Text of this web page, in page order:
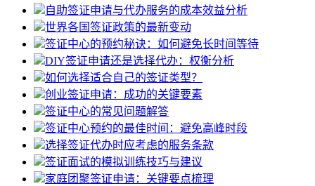
自助签证申请与代办服务的成本效益分析
世界各国签证政策的最新变动
签证中心的预约秘诀：如何避免长时间等待
DIY签证申请还是选择代办：权衡分析
如何选择适合自己的签证类型？
创业签证申请：成功的关键要素
签证中心的常见问题解答
签证中心预约的最佳时间：避免高峰时段
选择签证代办时应考虑的服务条款
签证面试的模拟训练技巧与建议
家庭团聚签证申请：关键要点梳理